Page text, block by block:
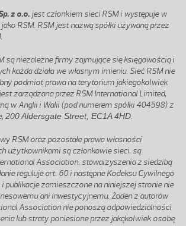
z o.o. jest członkiem sieci RSM i występuje w
RSM. RSM jest nazwą spółki używaną przez
są niezależne firmy zajmujące się księgowością i
każda działa we własnym imieniu. Sieć RSM nie
podmiot prawa na terytorium jakiegokolwiek
zarządzana przez RSM International Limited,
w Anglii i Walii (pod numerem spółki 404598) z
200 Aldersgate Street, EC1A 4HD.
RSM oraz pozostałe prawa własności
użytkownikami są członkowie sieci, są
Association, stowarzyszenia z siedzibą
reguluje art. 60 i następne Kodeksu Cywilnego
publikacje zamieszczone na niniejszej stronie nie
ani inwestycyjnemu. Żaden z autorów
Association nie ponoszą odpowiedzialności
lub straty poniesione przez jakąkolwiek osobę